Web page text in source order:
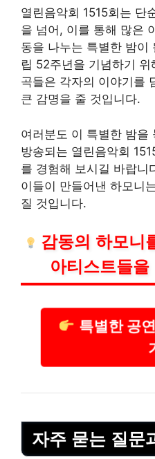
열린음악회 1515회는 단
을 넘어, 이를 통해 많은
동을 나누는 특별한 밤이
립 52주년을 기념하기
곡들은 각자의 이야기를
큰 감명을 줄 것입니다.
여러분도 이 특별한 밤을
방송되는 열린음악회
를 경험해 보시길 바랍니
이들이 만들어낸 하모니
질 것입니다.
감동의 하모니
아티스트들을
특별한 공
자주 묻는 질문